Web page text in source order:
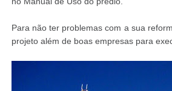
Para não ter problemas com a sua
projeto além de boas empresas para